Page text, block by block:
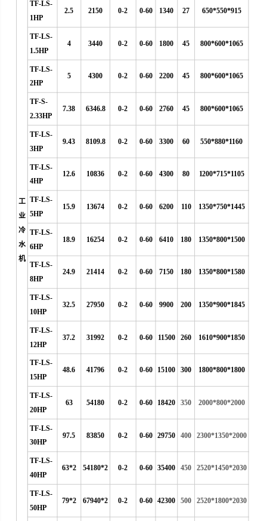
工
业
冷
水
机
TF-LS-
1HP
2.5 2150 0-2 0-60 1340 27 650*550*915
TF-LS-
1.5HP
4 3440 0-2 0-60 1800 45 800*600*1065
TF-LS-
2HP
5 4300 0-2 0-60 2200 45 800*600*1065
TF-S-
2.33HP
7.38 6346.8 0-2 0-60 2760 45 800*600*1065
TF-LS-
3HP
9.43 8109.8 0-2 0-60 3300 60 550*880*1160
TF-LS-
4HP
12.6 10836 0-2 0-60 4300 80 1200*715*1105
TF-LS-
5HP
15.9 13674 0-2 0-60 6200 110 1350*750*1445
TF-LS-
6HP
18.9 16254 0-2 0-60 6410 180 1350*800*1500
TF-LS-
8HP
24.9 21414 0-2 0-60 7150 180 1350*800*1580
TF-LS-
10HP
32.5 27950 0-2 0-60 9900 200 1350*900*1845
TF-LS-
12HP
37.2 31992 0-2 0-60 11500 260 1610*900*1850
TF-LS-
15HP
48.6 41796 0-2 0-60 15100 300 1800*800*1800
TF-LS-
20HP
63 54180 0-2 0-60 18420 350 2000*800*2000
TF-LS-
30HP
97.5 83850 0-2 0-60 29750 400 2300*1350*2000
TF-LS-
40HP
63*2 54180*2 0-2 0-60 35400 450 2520*1450*2030
TF-LS-
50HP
79*2 67940*2 0-2 0-60 42300 500 2520*1800*2030